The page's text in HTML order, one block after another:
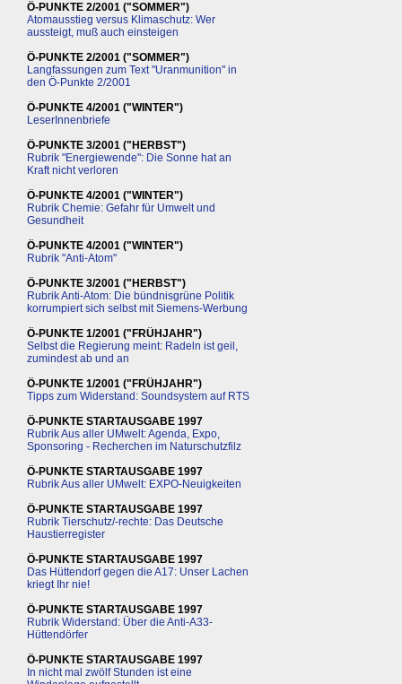
Ö-PUNKTE 2/2001 ("SOMMER")
Atomausstieg versus Klimaschutz: Wer
aussteigt, muß auch einsteigen
Ö-PUNKTE 2/2001 ("SOMMER")
Langfassungen zum Text "Uranmunition" in
den Ö-Punkte 2/2001
Ö-PUNKTE 4/2001 ("WINTER")
LeserInnenbriefe
Ö-PUNKTE 3/2001 ("HERBST")
Rubrik "Energiewende": Die Sonne hat an
Kraft nicht verloren
Ö-PUNKTE 4/2001 ("WINTER")
Rubrik Chemie: Gefahr für Umwelt und
Gesundheit
Ö-PUNKTE 4/2001 ("WINTER")
Rubrik "Anti-Atom"
Ö-PUNKTE 3/2001 ("HERBST")
Rubrik Anti-Atom: Die bündnisgrüne Politik
korrumpiert sich selbst mit Siemens-Werbung
Ö-PUNKTE 1/2001 ("FRÜHJAHR")
Selbst die Regierung meint: Radeln ist geil,
zumindest ab und an
Ö-PUNKTE 1/2001 ("FRÜHJAHR")
Tipps zum Widerstand: Soundsystem auf RTS
Ö-PUNKTE STARTAUSGABE 1997
Rubrik Aus aller UMwelt: Agenda, Expo,
Sponsoring - Recherchen im Naturschutzfilz
Ö-PUNKTE STARTAUSGABE 1997
Rubrik Aus aller UMwelt: EXPO-Neuigkeiten
Ö-PUNKTE STARTAUSGABE 1997
Rubrik Tierschutz/-rechte: Das Deutsche
Haustierregister
Ö-PUNKTE STARTAUSGABE 1997
Das Hüttendorf gegen die A17: Unser Lachen
kriegt Ihr nie!
Ö-PUNKTE STARTAUSGABE 1997
Rubrik Widerstand: Über die Anti-A33-
Hüttendörfer
Ö-PUNKTE STARTAUSGABE 1997
In nicht mal zwölf Stunden ist eine